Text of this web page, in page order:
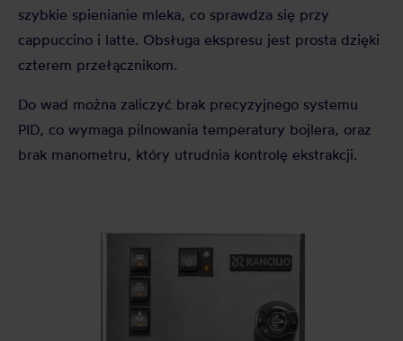
szybkie spienianie mleka, co sprawdza się przy
cappuccino i latte. Obsługa ekspresu jest prosta dzięki
czterem przełącznikom.
Do wad można zaliczyć brak precyzyjnego systemu
PID, co wymaga pilnowania temperatury bojlera, oraz
brak manometru, który utrudnia kontrolę ekstrakcji.